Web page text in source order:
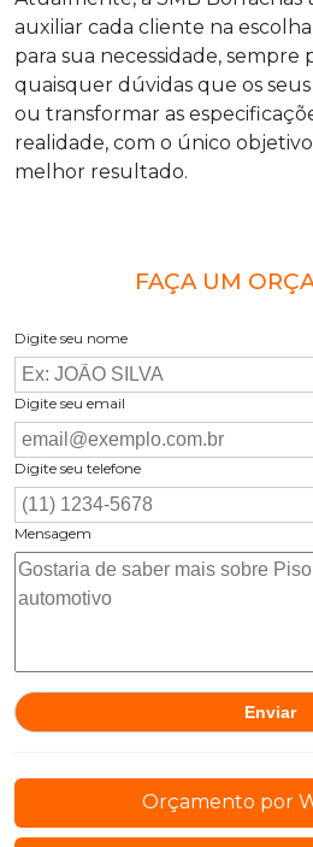
auxiliar cada cliente na
para sua necessidade,
quaisquer dúvidas que os
ou transformar as
realidade, com o único
melhor resultado.
FAÇA UM
Digite seu nome
Digite seu email
Digite seu telefone
Mensagem
Orçamento por